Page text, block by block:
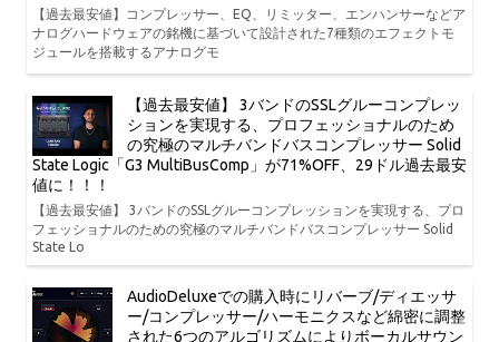
【過去最安値】コンプレッサー、EQ、リミッター、エンハンサーなどア
ナログハードウェアの銘機に基づいて設計された7種類のエフェクトモ
ジュールを搭載するアナログモ
【過去最安値】 3バンドのSSLグルーコンプレッ
ションを実現する、プロフェッショナルのため
の究極のマルチバンドバスコンプレッサー Solid
State Logic「G3 MultiBusComp」が71%OFF、29ドル過去最安
値に！！！
【過去最安値】 3バンドのSSLグルーコンプレッションを実現する、プロ
フェッショナルのための究極のマルチバンドバスコンプレッサー Solid
State Lo
AudioDeluxeでの購入時にリバーブ/ディエッサ
ー/コンプレッサー/ハーモニクスなど綿密に調整
された6つのアルゴリズムによりボーカルサウン